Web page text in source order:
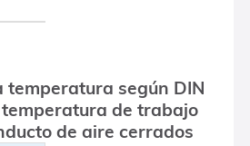
temperatura según DIN
de trabajo
de aire cerrados